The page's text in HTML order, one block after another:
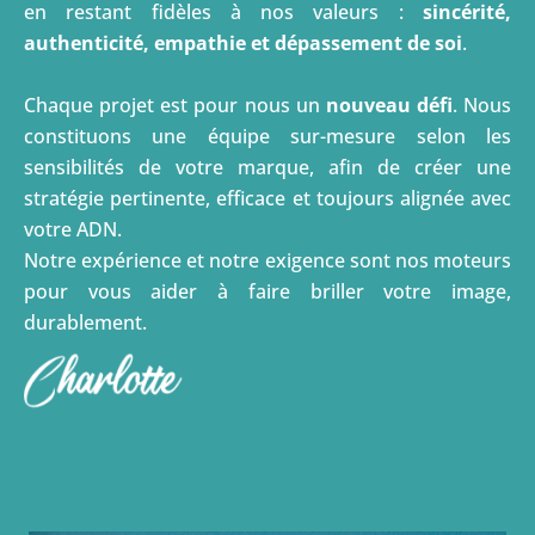
puissance du collectif et nous exerçons notre métier
en restant fidèles à nos valeurs :sincérité,
Chaque projet est pour nous unnouveau défi. Nous
constituons une équipe sur-mesure selon les
sensibilités de votre marque, afin de créer une
stratégie pertinente, efficace et toujours alignée avec
votre ADN.
Notre expérience et notre exigence sont nos moteurs
pour vous aider à faire briller votre image,
durablement.